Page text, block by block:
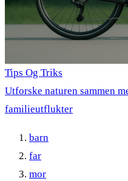
Tips Og Triks
Utforske naturen sammen
familieutflukter
barn
far
mor